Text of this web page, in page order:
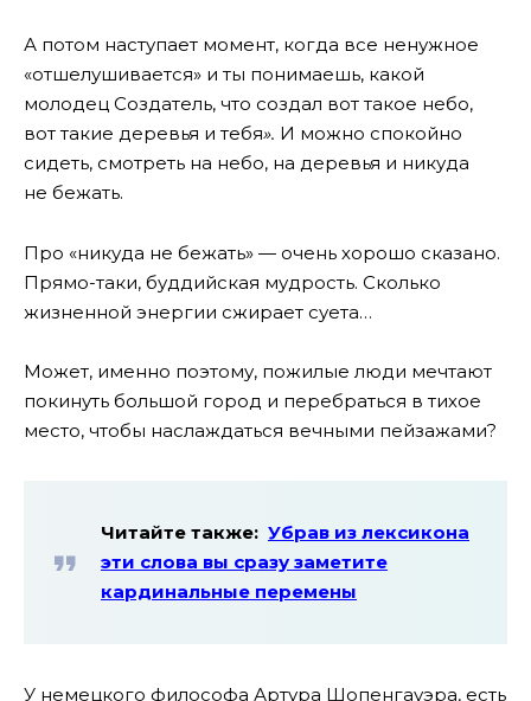
А потом наступает момент, когда все ненужное
«отшелушивается» и ты понимаешь, какой
молодец Создатель, что создал вот такое небо,
вот такие деревья и тебя». И можно спокойно
сидеть, смотреть на небо, на деревья и никуда
не бежать.
Про «никуда не бежать» — очень хорошо сказано.
Прямо-таки, буддийская мудрость. Сколько
жизненной энергии сжирает суета…
Может, именно поэтому, пожилые люди мечтают
покинуть большой город и перебраться в тихое
место, чтобы наслаждаться вечными пейзажами?
Читайте также: Убрав из лексикона
эти слова вы сразу заметите
кардинальные перемены
У немецкого философа Артура Шопенгауэра, есть